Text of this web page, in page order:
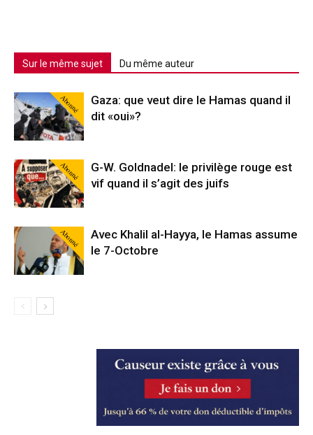
Sur le même sujet Du même auteur
Abonné
Gaza: que veut dire le Hamas quand il
dit «oui»?
Abonné
G-W. Goldnadel: le privilège rouge est
vif quand il s’agit des juifs
Abonné
Avec Khalil al-Hayya, le Hamas assume
le 7-Octobre